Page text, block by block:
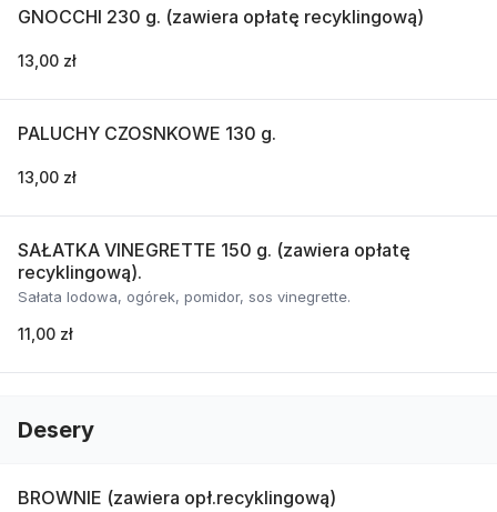
GNOCCHI 230 g. (zawiera opłatę recyklingową)
13,00 zł
PALUCHY CZOSNKOWE 130 g.
13,00 zł
SAŁATKA VINEGRETTE 150 g. (zawiera opłatę
recyklingową).
Sałata lodowa, ogórek, pomidor, sos vinegrette.
11,00 zł
Desery
BROWNIE (zawiera opł.recyklingową)